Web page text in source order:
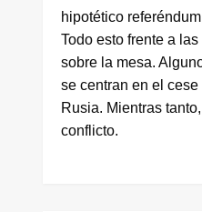
hipotético
Todo esto frente a
sobre la mesa.
se centran en el
Rusia. Mientras
conflicto.